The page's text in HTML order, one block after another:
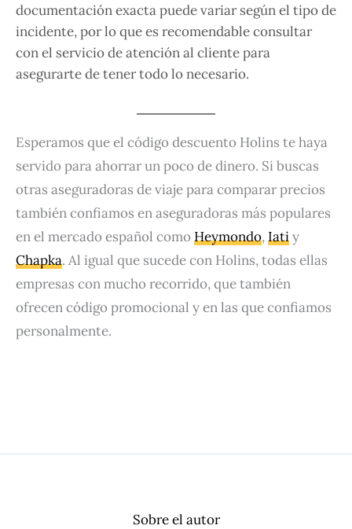
documentación exacta puede variar según el tipo de
incidente, por lo que es recomendable consultar
con el servicio de atención al cliente para
asegurarte de tener todo lo necesario.
Esperamos que el código descuento Holins te haya
servido para ahorrar un poco de dinero. Si buscas
otras aseguradoras de viaje para comparar precios
también confiamos en aseguradoras más populares
en el mercado español comoHeymondo,Iatiy
Chapka. Al igual que sucede con Holins, todas ellas
empresas con mucho recorrido, que también
ofrecen código promocional y en las que confiamos
personalmente.
Sobre el autor